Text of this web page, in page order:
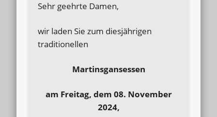
Sehr geehrte Damen,
wir laden Sie zum diesjährigen
traditionellen
Martinsgansessen
am Freitag, dem 08. November
2024,